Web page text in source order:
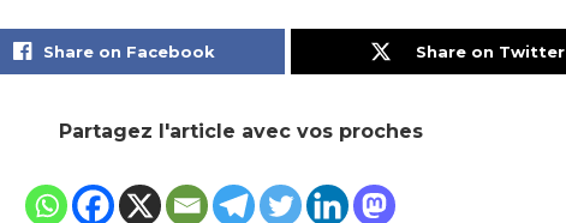
Share on Facebook Share on Twitter
Partagez l'article avec vos proches